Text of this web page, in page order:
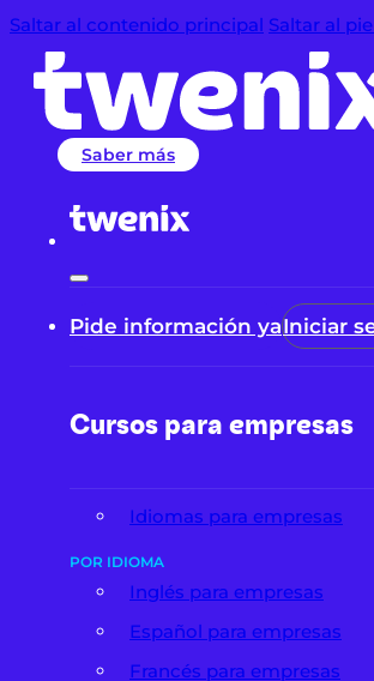
Saltar al contenido principal Saltar al
Saber más
Pide información yaIniciar
Cursos para empresas
Idiomas para empresas
POR IDIOMA
Inglés para empresas
Español para empresas
Francés para empresas